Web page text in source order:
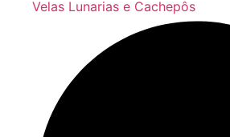
Velas Lunarias e Cachepôs